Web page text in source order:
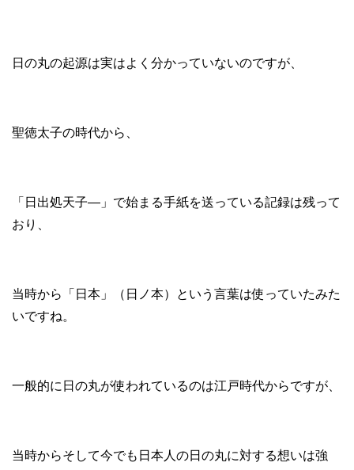
日の丸の起源は実はよく分かっていないのですが、
聖徳太子の時代から、
「日出処天子―」で始まる手紙を送っている記録は残って
おり、
当時から「日本」（日ノ本）という言葉は使っていたみた
いですね。
一般的に日の丸が使われているのは江戸時代からですが、
当時からそして今でも日本人の日の丸に対する想いは強